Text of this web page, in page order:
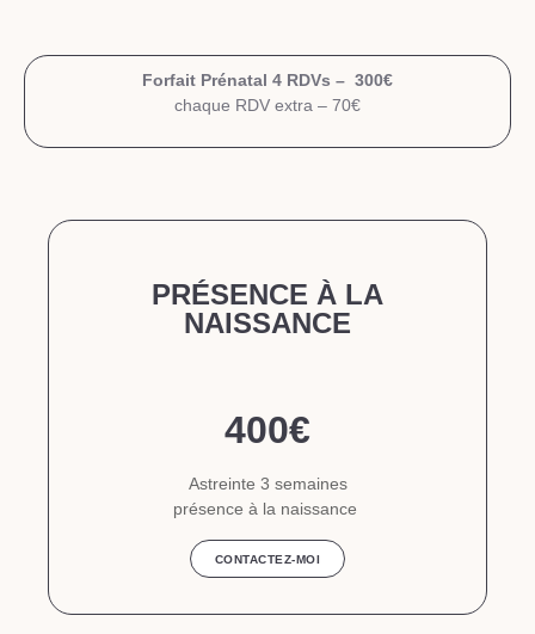
Forfait Prénatal 4 RDVs – 300€
chaque RDV extra – 70€
PRÉSENCE À LA
NAISSANCE
400€
Astreinte 3 semaines
présence à la naissance
CONTACTEZ-MOI